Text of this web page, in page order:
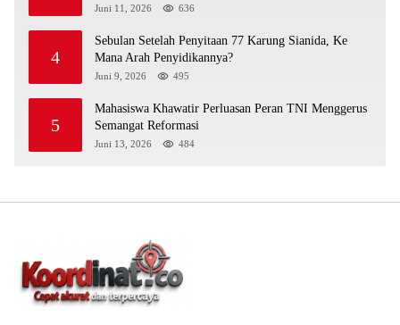
Juni 11, 2026 636
4
Sebulan Setelah Penyitaan 77 Karung Sianida, Ke
Mana Arah Penyidikannya?
Juni 9, 2026 495
5
Mahasiswa Khawatir Perluasan Peran TNI Menggerus
Semangat Reformasi
Juni 13, 2026 484